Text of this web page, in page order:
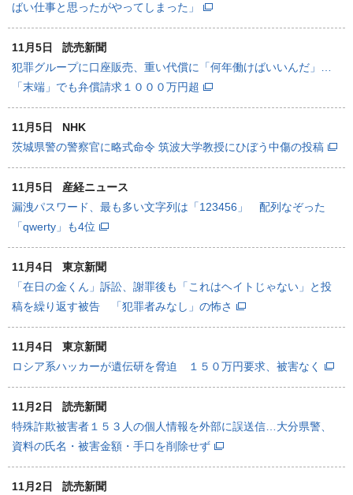
ばい仕事と思ったがやってしまった」
11月5日
読売新聞
犯罪グループに口座販売、重い代償に「何年働けばいいんだ」…
「末端」でも弁償請求１０００万円超
11月5日
NHK
茨城県警の警察官に略式命令 筑波大学教授にひぼう中傷の投稿
11月5日
産経ニュース
漏洩パスワード、最も多い文字列は「123456」 配列なぞった
「qwerty」も4位
11月4日
東京新聞
「在日の金くん」訴訟、謝罪後も「これはヘイトじゃない」と投
稿を繰り返す被告 「犯罪者みなし」の怖さ
11月4日
東京新聞
ロシア系ハッカーが遺伝研を脅迫 １５０万円要求、被害なく
11月2日
読売新聞
特殊詐欺被害者１５３人の個人情報を外部に誤送信…大分県警、
資料の氏名・被害金額・手口を削除せず
11月2日
読売新聞